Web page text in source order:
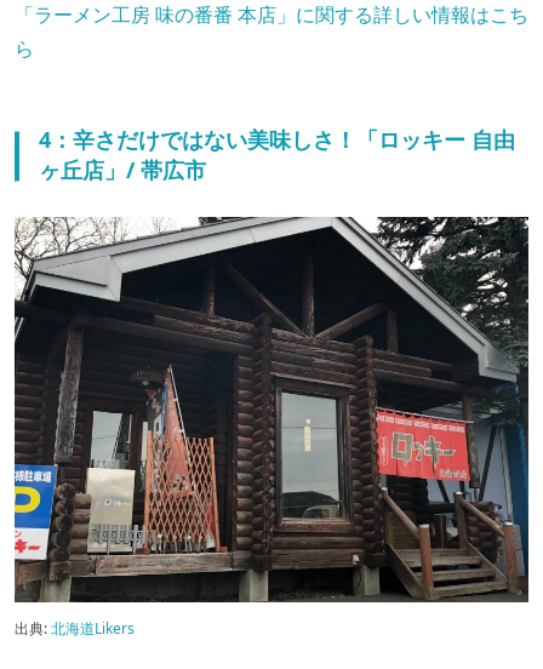
「ラーメン工房 味の番番 本店」に関する詳しい情報はこち
ら
4：辛さだけではない美味しさ！「ロッキー 自由
ヶ丘店」/ 帯広市
出典:北海道Likers